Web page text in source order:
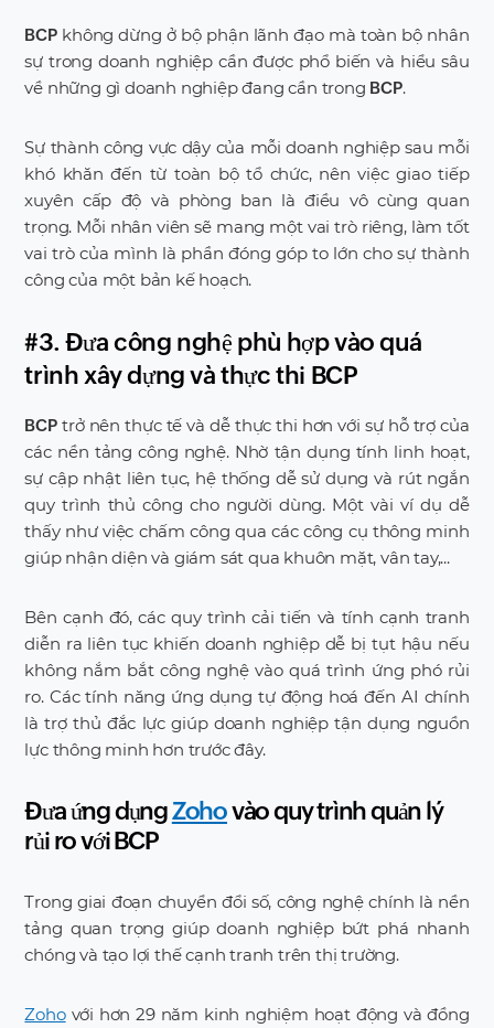
BCPkhông dừng ở bộ phận lãnh đạo mà toàn bộ nhân
sự trong doanh nghiệp cần được phổ biến và hiểu sâu
về những gì doanh nghiệp đang cần trong BCP.
Sự thành công vực dậy của mỗi doanh nghiệp sau mỗi
khó khăn đến từ toàn bộ tổ chức, nên việc giao tiếp
xuyên cấp độ và phòng ban là điều vô cùng quan
trọng. Mỗi nhân viên sẽ mang một vai trò riêng, làm tốt
vai trò của mình là phần đóng góp to lớn cho sự thành
công của một bản kế hoạch.
#3. Đưa công nghệ phù hợp vào quá
trình xây dựng và thực thi BCP
BCPtrở nên thực tế và dễ thực thi hơn với sự hỗ trợ của
các nền tảng công nghệ. Nhờ tận dụng tính linh hoạt,
sự cập nhật liên tục, hệ thống dễ sử dụng và rút ngắn
quy trình thủ công cho người dùng. Một vài ví dụ dễ
thấy như việc chấm công qua các công cụ thông minh
giúp nhận diện và giám sát qua khuôn mặt, vân tay,...
Bên cạnh đó, các quy trình cải tiến và tính cạnh tranh
diễn ra liên tục khiến doanh nghiệp dễ bị tụt hậu nếu
không nắm bắt công nghệ vào quá trình ứng phó rủi
ro. Các tính năng ứng dụng tự động hoá đến AI chính
là trợ thủ đắc lực giúp doanh nghiệp tận dụng nguồn
lực thông minh hơn trước đây.
Đưa ứng dụngZohovào quy trình quản lý
rủi ro với BCP
Trong giai đoạn chuyển đổi số, công nghệ chính là nền
tảng quan trọng giúp doanh nghiệp bứt phá nhanh
chóng và tạo lợi thế cạnh tranh trên thị trường.
Zohovới hơn 29 năm kinh nghiệm hoạt động và đồng